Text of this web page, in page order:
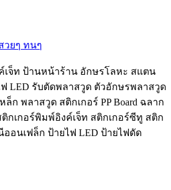
วยๆ ทนๆ
เจ็ท ป้านหน้าร้าน อักษรโลหะ สแตน
ฟ LED รับตัดพลาสวูด ตัวอักษรพลาสวูด
ก พลาสวูด สติกเกอร์ PP Board ฉลาก
กเกอร์พิมพ์อิงค์เจ็ท สติกเกอร์ซีทู สติก
อนเฟล็ก ป้ายไฟ LED ป้ายไฟดัด